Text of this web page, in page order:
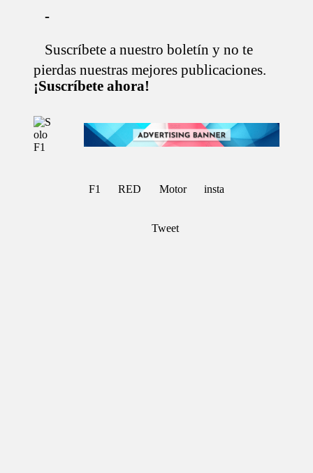
-
Suscríbete a nuestro boletín y no te
pierdas nuestras mejores publicaciones.
¡Suscríbete ahora!
S
o
l
Para
Amantes
de
F1 RED Motor insta
Tweet